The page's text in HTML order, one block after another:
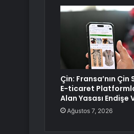
Çin: Fransa’nın Çin
E-ticaret
Alan Yasası Endişe
Ağustos 7, 2026